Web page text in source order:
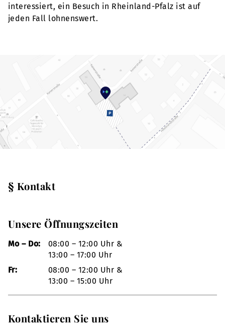
interessiert, ein Besuch in Rheinland-Pfalz ist auf
jeden Fall lohnenswert.
§ Kontakt
Unsere Öffnungszeiten
Mo – Do:
08:00 – 12:00 Uhr &
13:00 – 17:00 Uhr
Fr:
08:00 – 12:00 Uhr &
13:00 – 15:00 Uhr
Kontaktieren Sie uns